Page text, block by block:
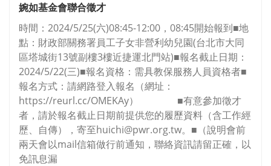
婉如基金會聯合徵才
時間：2024/5/25(六)08:45-12:00，08:45開始報到■地
點：財政部關務署員工子女非營利幼兒園(台北市大同
區塔城街13號副樓3樓近捷運北門站)■報名截止日期：
2024/5/22(三)■報名資格：需具教保服務人員資格者■
報名方式：請網路登入報名（網址：
https://reurl.cc/OMEKAy） ■有意參加徵才
者，請於報名截止日期前提供您的履歷資料（含工作經
歷、自傳），寄至huichi@pwr.org.tw。■（說明會前
兩天會以mail信箱做行前通知，聯絡資訊請留正確，以
免訊息漏